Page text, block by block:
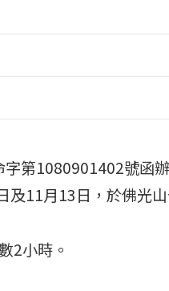
第1080901402號函
11月13日，於佛光
2小時。